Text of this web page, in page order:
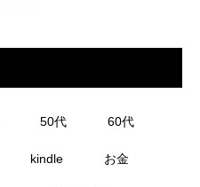
50代 60代
kindle お金